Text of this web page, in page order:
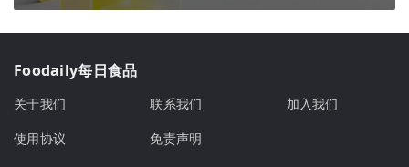
Foodaily每日食品
关于我们 联系我们
加入我们
使用协议
免责声明